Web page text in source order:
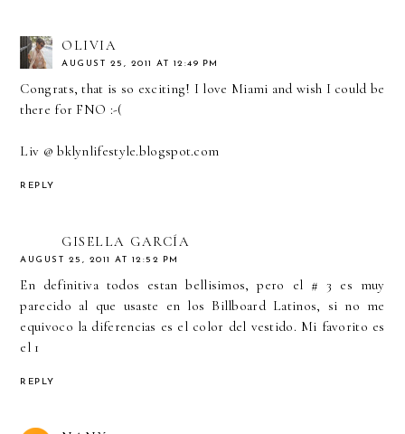
OLIVIA
AUGUST 25, 2011 AT 12:49 PM
Congrats, that is so exciting! I love Miami and wish I could be
there for FNO :-(
Liv @ bklynlifestyle.blogspot.com
REPLY
GISELLA GARCÍA
AUGUST 25, 2011 AT 12:52 PM
En definitiva todos estan bellisimos, pero el # 3 es muy
parecido al que usaste en los Billboard Latinos, si no me
equivoco la diferencias es el color del vestido. Mi favorito es
el 1
REPLY